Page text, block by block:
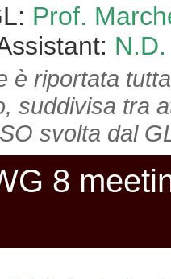
Prof.
N.D.
è riportata
suddivisa tra
svolta dal
8